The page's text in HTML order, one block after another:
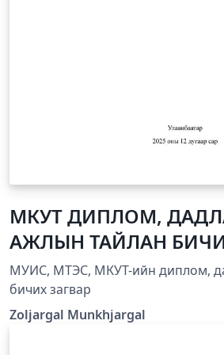
МКУТ ДИПЛОМ,
АЖЛЫН ТАЙЛАН
МУИС, МТЭС, МКУТ-ийн диплом,
бичих загвар
Zoljargal Munkhjargal